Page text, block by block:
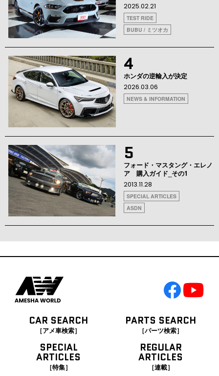
2025.02.21
TEST RIDE
BUBU / ミツオカ
4
ホンダの逆輸入が決定
2026.03.06
NEWS & INFORMATION
5
フォード・マスタング・エレノ
ア 購入ガイド_その1
2013.11.28
SPECIAL ARTICLES
ASDN
CAR SEARCH
［アメ車検索］
PARTS SEARCH
［パーツ検索］
SPECIAL
ARTICLES
［特集］
REGULAR
ARTICLES
［連載］